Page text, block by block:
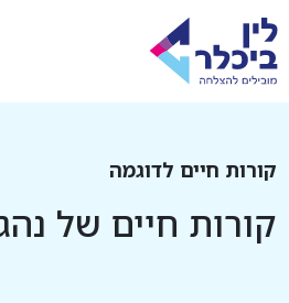
קורות חיים לדוגמה
קורות חיים של